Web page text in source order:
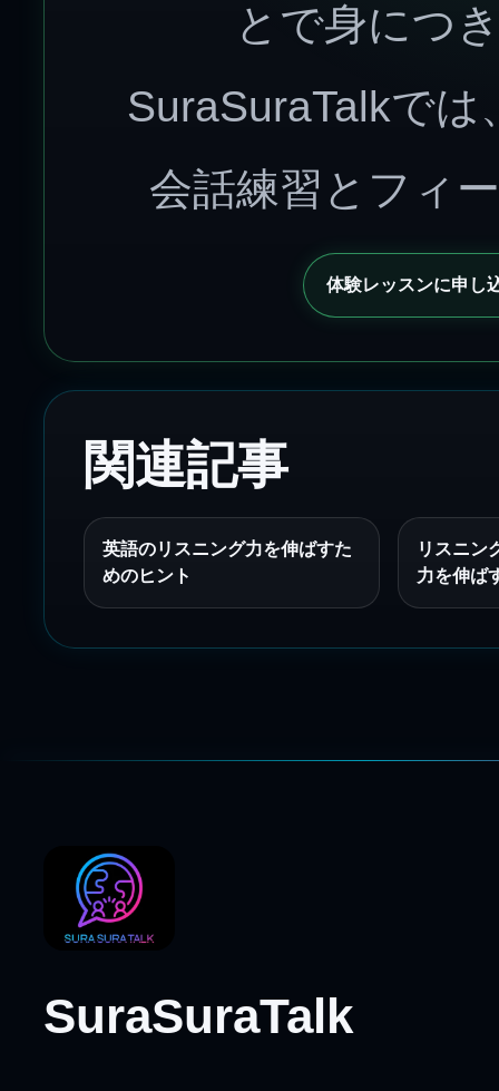
とで身につ
SuraSuraTalkで
会話練習とフィ
体験レッスンに申し
関連記事
英語のリスニング力を伸ばすた
めのヒント
リスニン
力を伸ば
SuraSuraTalk